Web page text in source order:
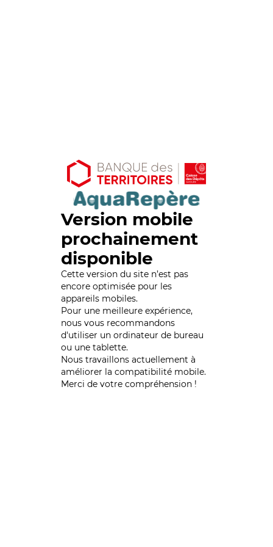
Version mobile
prochainement
disponible
Cette version du site n’est pas
encore optimisée pour les
appareils mobiles.
Pour une meilleure expérience,
nous vous recommandons
d'utiliser un ordinateur de bureau
ou une tablette.
Nous travaillons actuellement à
améliorer la compatibilité mobile.
Merci de votre compréhension !